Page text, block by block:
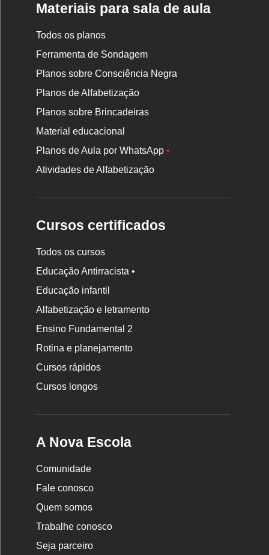
Materiais para sala de aula
Todos os planos
Ferramenta de Sondagem
Planos sobre Consciência Negra
Planos de Alfabetização
Planos sobre Brincadeiras
Material educacional
Planos de Aula por WhatsApp•
Atividades de Alfabetização
Cursos certificados
Todos os cursos
Educação Antirracista •
Educação infantil
Alfabetização e letramento
Ensino Fundamental 2
Rotina e planejamento
Cursos rápidos
Cursos longos
A Nova Escola
Comunidade
Fale conosco
Quem somos
Trabalhe conosco
Seja parceiro